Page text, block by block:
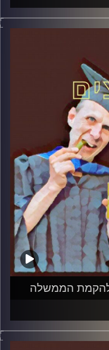
גלעד
מכל הלילות?
להקמת הממשלה